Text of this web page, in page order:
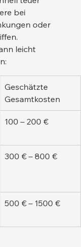
bei
oder
leicht
Geschätzte
Gesamtkosten
100 – 200 €
300 € – 800 €
500 € – 1500 €